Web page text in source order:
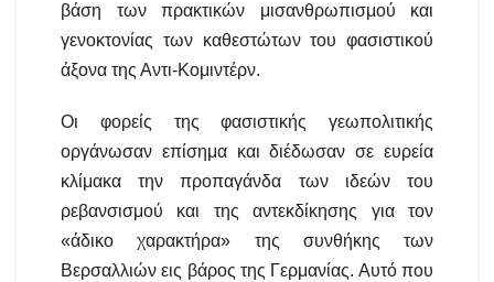
βάση των πρακτικών μισανθρωπισμού και
γενοκτονίας των καθεστώτων του φασιστικού
άξονα της Αντι-Κομιντέρν.
Οι φορείς της φασιστικής γεωπολιτικής
οργάνωσαν επίσημα και διέδωσαν σε ευρεία
κλίμακα την προπαγάνδα των ιδεών του
ρεβανσισμού και της αντεκδίκησης για τον
«άδικο χαρακτήρα» της συνθήκης των
Βερσαλλιών εις βάρος της Γερμανίας. Αυτό που